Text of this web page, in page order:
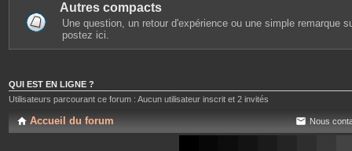
Autres compacts
Une question, un retour d'expérience ou une simple remarque
postez ici.
QUI EST EN LIGNE ?
Utilisateurs parcourant ce forum : Aucun utilisateur inscrit et 2 invités
Accueil du forum Nous